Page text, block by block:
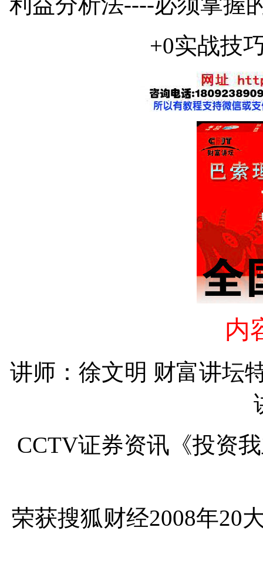
+0实战技
内
讲师：徐文明 财富讲坛
CCTV证券资讯《投资
荣获搜狐财经2008年20